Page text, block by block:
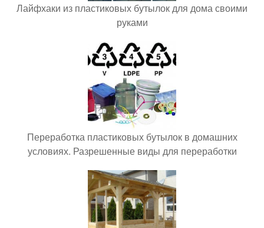
Лайфхаки из пластиковых бутылок для дома своими
руками
Переработка пластиковых бутылок в домашних
условиях. Разрешенные виды для переработки